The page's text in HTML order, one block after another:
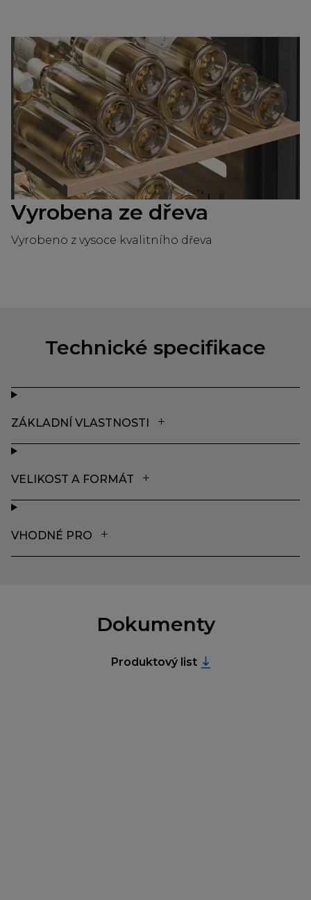
Vyrobena ze dřeva
Vyrobeno z vysoce kvalitního dřeva
Technické specifikace
ZÁKLADNÍ VLASTNOSTI
VELIKOST A FORMÁT
VHODNÉ PRO
Dokumenty
Produktový list